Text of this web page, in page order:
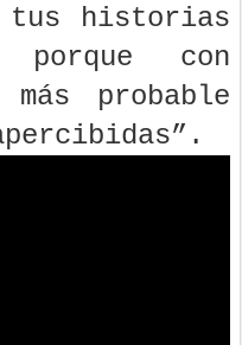
tus historias
con
probable